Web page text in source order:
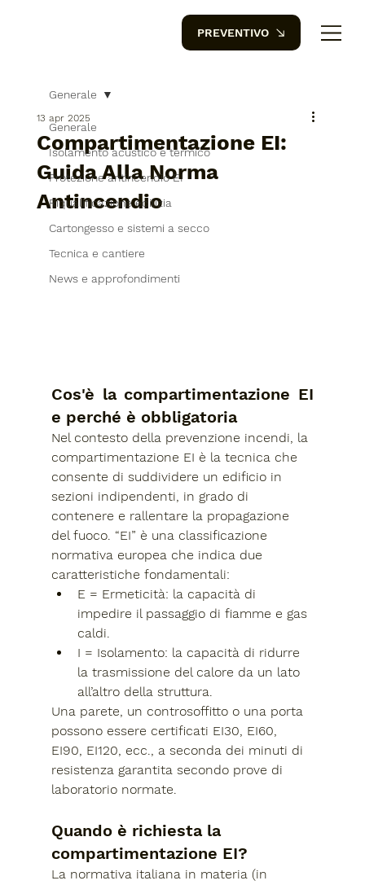
PREVENTIVO
Generale
Isolamento acustico e termico
Protezione antincendio EI
Riqualificazione edilizia
Cartongesso e sistemi a secco
Tecnica e cantiere
News e approfondimenti
Generale
Compartimentazione EI:
Guida Alla Norma
Antincendio
13 apr 2025
Cos'è la compartimentazione EI
e perché è obbligatoria
Nel contesto della prevenzione incendi, la
compartimentazione EI è la tecnica che
consente di suddividere un edificio in
sezioni indipendenti, in grado di
contenere e rallentare la propagazione
del fuoco. “EI” è una classificazione
normativa europea che indica due
caratteristiche fondamentali:
E = Ermeticità: la capacità di
impedire il passaggio di fiamme e gas
caldi.
I = Isolamento: la capacità di ridurre
la trasmissione del calore da un lato
all’altro della struttura.
Una parete, un controsoffitto o una porta
possono essere certificati EI30, EI60,
EI90, EI120, ecc., a seconda dei minuti di
resistenza garantita secondo prove di
laboratorio normate.
Quando è richiesta la
compartimentazione EI?
La normativa italiana in materia (in